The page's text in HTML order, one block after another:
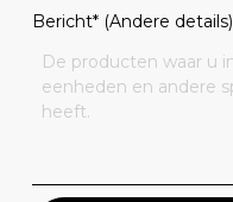
Bericht* (Andere details)